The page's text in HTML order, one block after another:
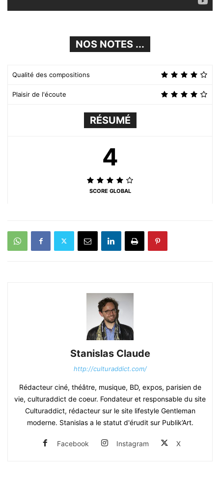
NOS NOTES ...
Qualité des compositions
Plaisir de l'écoute
RÉSUMÉ
4
SCORE GLOBAL
Stanislas Claude
http://culturaddict.com/
Rédacteur ciné, théâtre, musique, BD, expos, parisien de
vie, culturaddict de coeur. Fondateur et responsable du site
Culturaddict, rédacteur sur le site lifestyle Gentleman
moderne. Stanislas a le statut d'érudit sur Publik’Art.
Facebook Instagram X